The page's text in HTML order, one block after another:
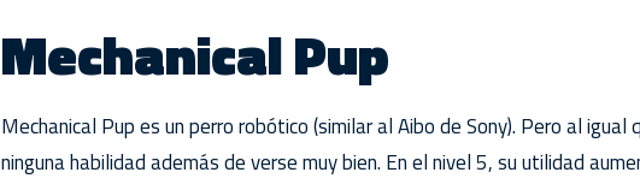
Mechanical Pup
Mechanical Pup es un perro robótico (similar al Aibo de Sony). Pero al
ninguna habilidad además de verse muy bien. En el nivel 5, su utilidad